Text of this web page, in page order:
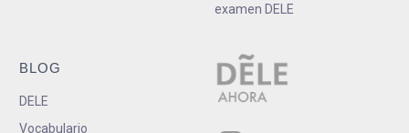
examen DELE
BLOG
DELE
Vocabulario